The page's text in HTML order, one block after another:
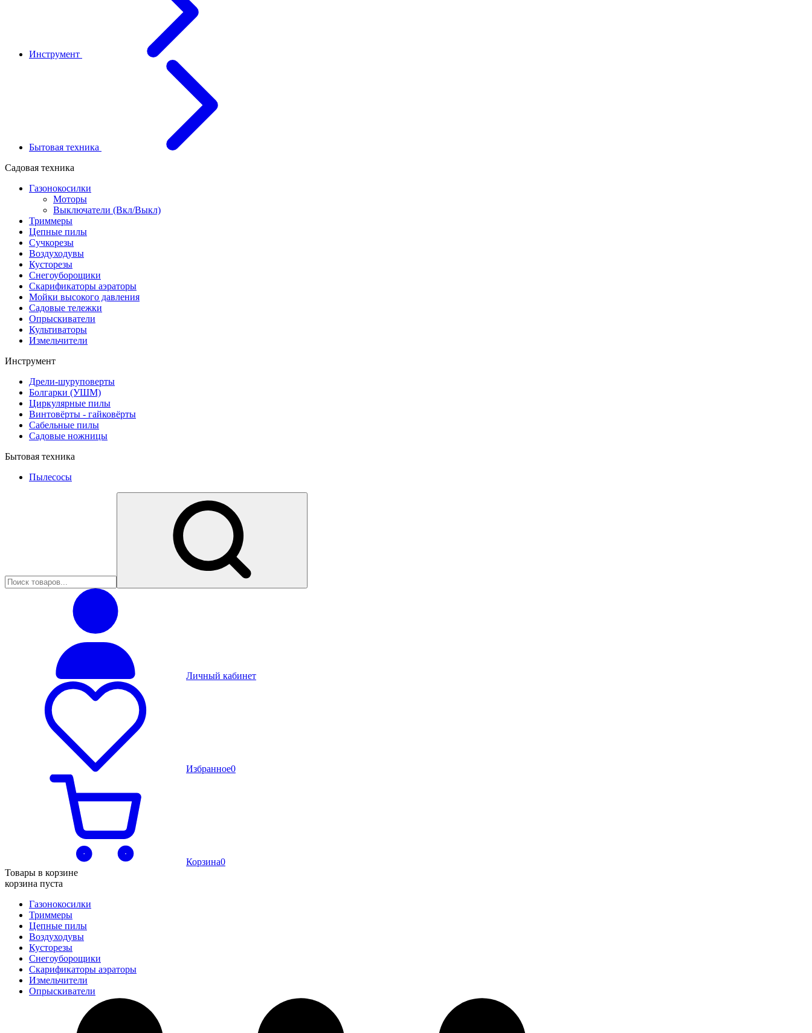
Инструмент
Бытовая техника
Садовая техника
Газонокосилки
Моторы
Выключатели (Вкл/Выкл)
Триммеры
Цепные пилы
Cучкорезы
Воздуходувы
Кусторезы
Снегоуборощики
Скарификаторы аэраторы
Мойки высокого давления
Садовые тележки
Опрыскиватели
Культиваторы
Измельчители
Инструмент
Дрели-шуруповерты
Болгарки (УШМ)
Циркулярные пилы
Винтовёрты - гайковёрты
Сабельные пилы
Садовые ножницы
Бытовая техника
Пылесосы
Личный кабинет
Избранное0
Корзина0
Товары в корзине
корзина пуста
Газонокосилки
Триммеры
Цепные пилы
Воздуходувы
Кусторезы
Снегоуборощики
Скарификаторы аэраторы
Измельчители
Опрыскиватели